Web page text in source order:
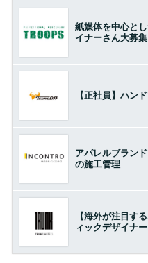
紙媒体を中心と
イナーさん大募集
【正社員】ハン
アパレルブラン
の施工管理
【海外が注目す
ィックデザイナー